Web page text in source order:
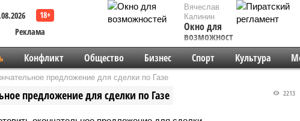
Реклама
Вячеслав
Калинин
Окно для
возможностей
Конфликт Общество Бизнес Спорт Культура
предложение для сделки по Газе
предложение для сделки по Газе 2213